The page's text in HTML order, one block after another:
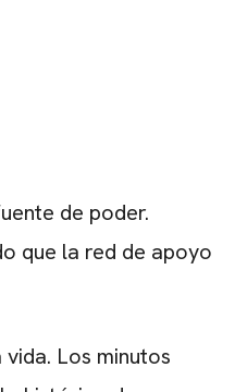
de poder.
que la red de apoyo
Los minutos